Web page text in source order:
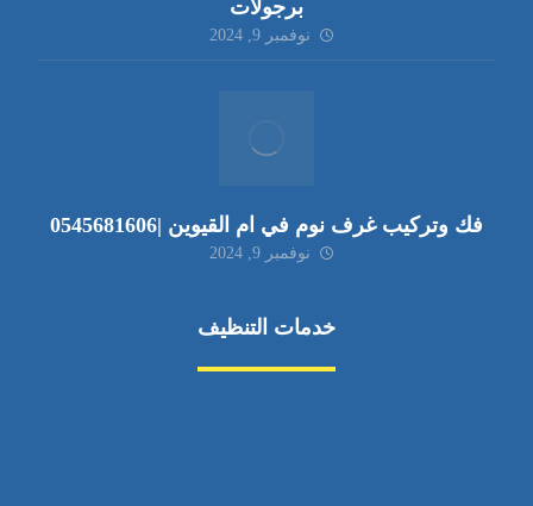
برجولات
نوفمبر 9, 2024
فك وتركيب غرف نوم في ام القيوين |0545681606
نوفمبر 9, 2024
خدمات التنظيف